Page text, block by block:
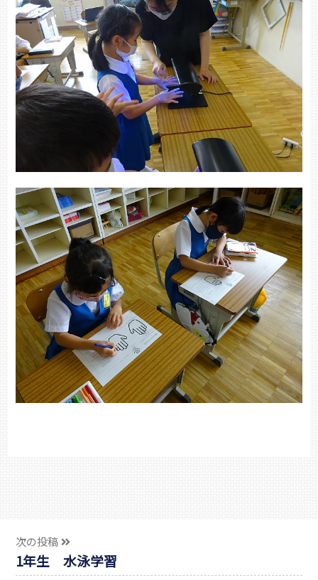
次の投稿
1年生 水泳学習